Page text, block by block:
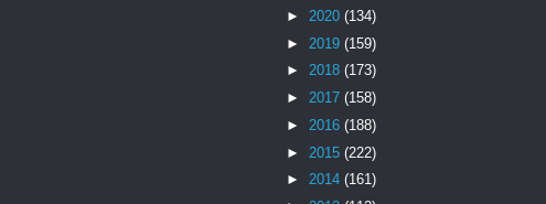
► 2020 (134)
► 2019 (159)
► 2018 (173)
► 2017 (158)
► 2016 (188)
► 2015 (222)
► 2014 (161)